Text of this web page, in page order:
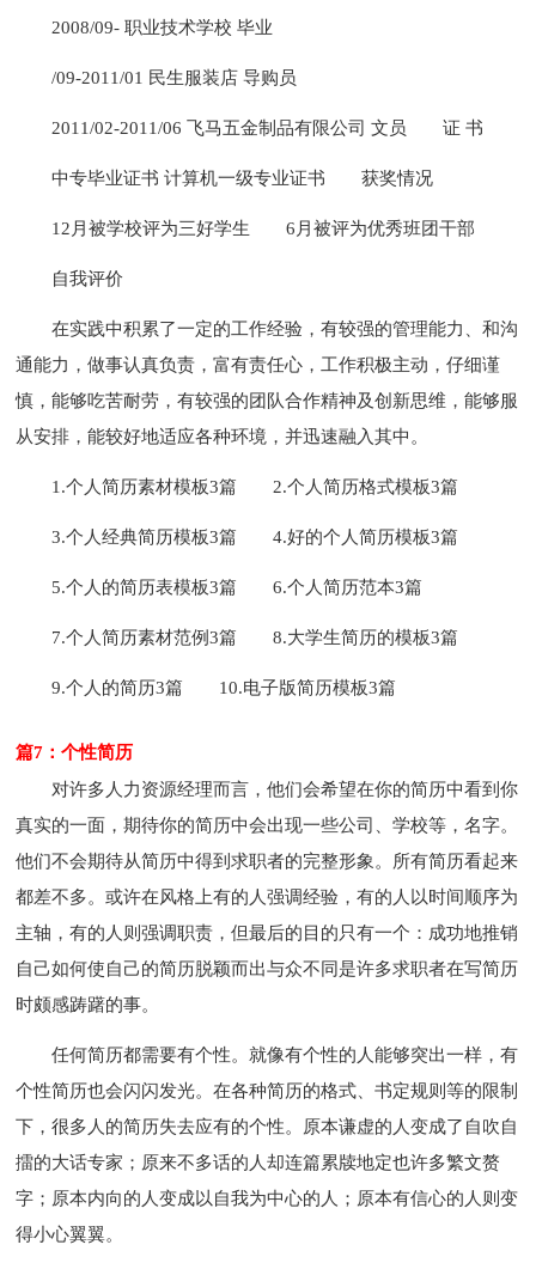
2008/09- 职业技术学校 毕业
/09-2011/01 民生服装店 导购员
2011/02-2011/06 飞马五金制品有限公司 文员 证 书
中专毕业证书 计算机一级专业证书 获奖情况
12月被学校评为三好学生 6月被评为优秀班团干部
自我评价
在实践中积累了一定的工作经验，有较强的管理能力、和沟
通能力，做事认真负责，富有责任心，工作积极主动，仔细谨
慎，能够吃苦耐劳，有较强的团队合作精神及创新思维，能够服
从安排，能较好地适应各种环境，并迅速融入其中。
1.个人简历素材模板3篇 2.个人简历格式模板3篇
3.个人经典简历模板3篇 4.好的个人简历模板3篇
5.个人的简历表模板3篇 6.个人简历范本3篇
7.个人简历素材范例3篇 8.大学生简历的模板3篇
9.个人的简历3篇 10.电子版简历模板3篇
篇7：个性简历
对许多人力资源经理而言，他们会希望在你的简历中看到你
真实的一面，期待你的简历中会出现一些公司、学校等，名字。
他们不会期待从简历中得到求职者的完整形象。所有简历看起来
都差不多。或许在风格上有的人强调经验，有的人以时间顺序为
主轴，有的人则强调职责，但最后的目的只有一个：成功地推销
自己如何使自己的简历脱颖而出与众不同是许多求职者在写简历
时颇感踌躇的事。
任何简历都需要有个性。就像有个性的人能够突出一样，有
个性简历也会闪闪发光。在各种简历的格式、书定规则等的限制
下，很多人的简历失去应有的个性。原本谦虚的人变成了自吹自
擂的大话专家；原来不多话的人却连篇累牍地定也许多繁文赘
字；原本内向的人变成以自我为中心的人；原本有信心的人则变
得小心翼翼。